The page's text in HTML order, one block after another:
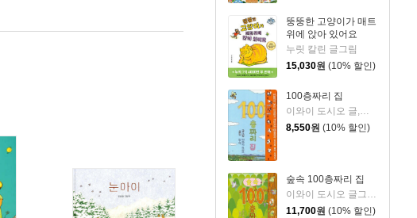
뚱뚱한 고양이가 매트
위에 앉아 있어요
누릿 칼린 글그림
15,030원 (10% 할인)
100층짜리 집
8,550원 (10% 할인)
숲속 100층짜리 집
이와이 도시오 글그림/김숙 역
11,700원 (10% 할인)